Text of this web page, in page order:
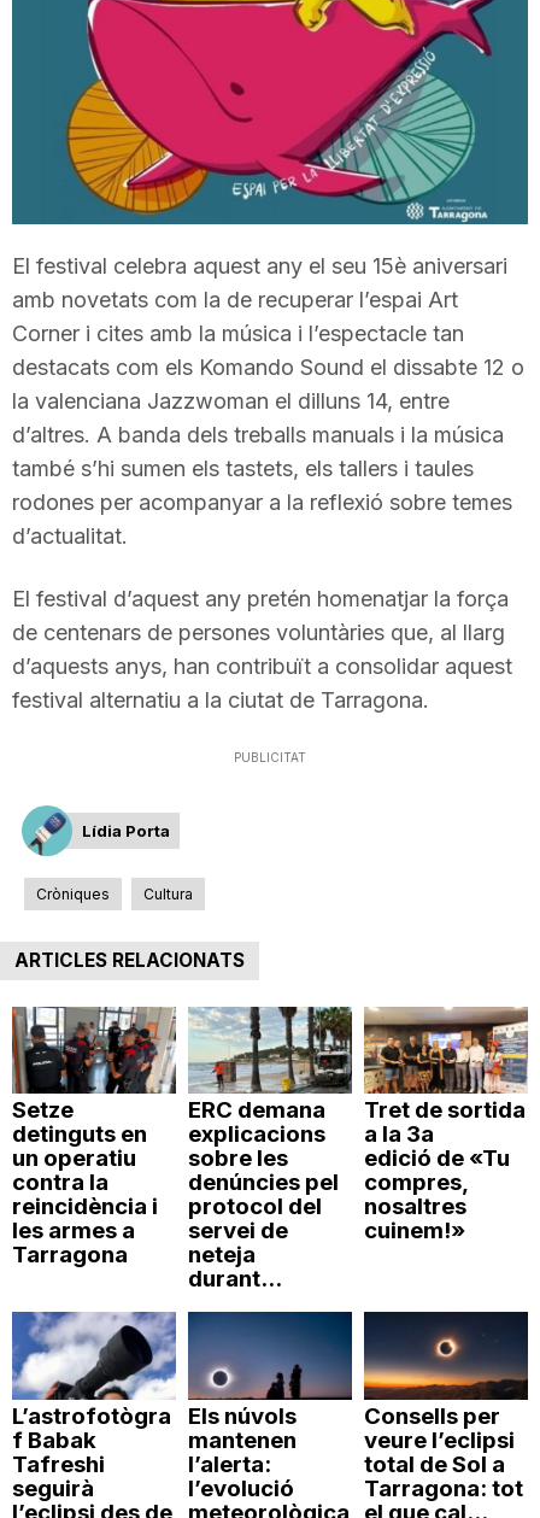
g
n
a
El festival celebra aquest any el seu 15è aniversari
amb novetats com la de recuperar l’espai Art
Corner i cites amb la música i l’espectacle tan
destacats com els Komando Sound el dissabte 12 o
la valenciana Jazzwoman el dilluns 14, entre
d’altres. A banda dels treballs manuals i la música
també s’hi sumen els tastets, els tallers i taules
rodones per acompanyar a la reflexió sobre temes
d’actualitat.
El festival d’aquest any pretén homenatjar la força
de centenars de persones voluntàries que, al llarg
d’aquests anys, han contribuït a consolidar aquest
festival alternatiu a la ciutat de Tarragona.
PUBLICITAT
Lídia Porta
Cròniques Cultura
ARTICLES RELACIONATS
Setze
detinguts en
un operatiu
contra la
reincidència i
les armes a
Tarragona
ERC demana
explicacions
sobre les
denúncies pel
protocol del
servei de
neteja
durant...
Tret de sortida
a la 3a
edició de «Tu
compres,
nosaltres
cuinem!»
L’astrofotògra
f Babak
Tafreshi
seguirà
l’eclipsi des de
Els núvols
mantenen
l’alerta:
l’evolució
meteorològica
Consells per
veure l’eclipsi
total de Sol a
Tarragona: tot
el que cal...